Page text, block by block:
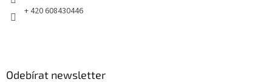
+ 420 608430446
Odebírat newsletter